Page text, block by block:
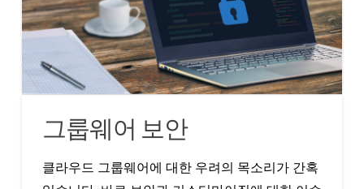
그룹웨어 보안
클라우드 그룹웨어에 대한 우려의 목소리가 간혹